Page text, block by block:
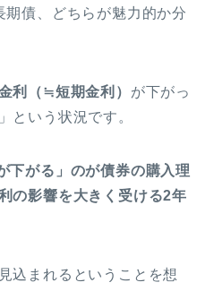
債、どちらが魅力的か分
利（≒短期金利） が下がっ
という状況です。
下がる」のが債券の購入理
の影響を大きく受ける2年
込まれるということを想